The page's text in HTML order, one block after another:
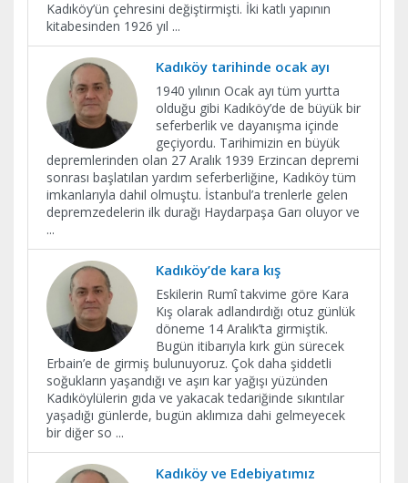
Kadıköy’ün çehresini değiştirmişti. İki katlı yapının
kitabesinden 1926 yıl ...
Kadıköy tarihinde ocak ayı
1940 yılının Ocak ayı tüm yurtta
olduğu gibi Kadıköy’de de büyük bir
seferberlik ve dayanışma içinde
geçiyordu. Tarihimizin en büyük
depremlerinden olan 27 Aralık 1939 Erzincan depremi
sonrası başlatılan yardım seferberliğine, Kadıköy tüm
imkanlarıyla dahil olmuştu. İstanbul’a trenlerle gelen
depremzedelerin ilk durağı Haydarpaşa Garı oluyor ve
...
Kadıköy’de kara kış
Eskilerin Rumî takvime göre Kara
Kış olarak adlandırdığı otuz günlük
döneme 14 Aralık’ta girmiştik.
Bugün itibarıyla kırk gün sürecek
Erbain’e de girmiş bulunuyoruz. Çok daha şiddetli
soğukların yaşandığı ve aşırı kar yağışı yüzünden
Kadıköylülerin gıda ve yakacak tedariğinde sıkıntılar
yaşadığı günlerde, bugün aklımıza dahi gelmeyecek
bir diğer so ...
Kadıköy ve Edebiyatımız